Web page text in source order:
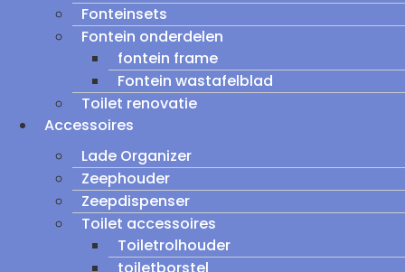
Fonteinsets
Fontein onderdelen
fontein frame
Fontein wastafelblad
Toilet renovatie
Accessoires
Lade Organizer
Zeephouder
Zeepdispenser
Toilet accessoires
Toiletrolhouder
toiletborstel